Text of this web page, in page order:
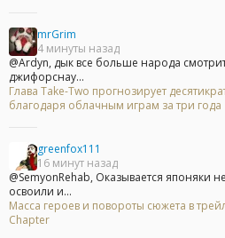
mrGrim
4 минуты назад
@Ardyn, дык все больше народа
джифорснау...
Глава Take-Two прогнозирует
благодаря облачным играм за три года
greenfox111
16 минут назад
@SemyonRehab, Оказывается японяки
освоили и...
Масса героев и повороты сюжета в
Chapter